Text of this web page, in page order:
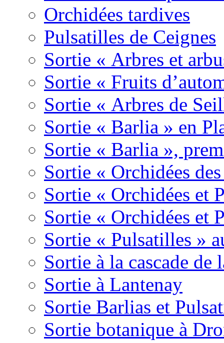
Orchidées tardives
Pulsatilles de Ceignes
Sortie « Arbres et
Sortie « Fruits
Sortie « Arbres de
Sortie « Barlia » en
Sortie « Barlia »,
Sortie « Orchidées
Sortie « Orchidées et
Sortie « Orchidées et
Sortie « Pulsatilles »
Sortie à la cascade de
Sortie à Lantenay
Sortie Barlias et
Sortie botanique à